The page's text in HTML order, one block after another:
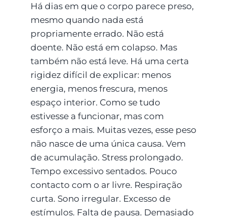
Há dias em que o corpo parece preso,
mesmo quando nada está
propriamente errado. Não está
doente. Não está em colapso. Mas
também não está leve. Há uma certa
rigidez difícil de explicar: menos
energia, menos frescura, menos
espaço interior. Como se tudo
estivesse a funcionar, mas com
esforço a mais. Muitas vezes, esse peso
não nasce de uma única causa. Vem
de acumulação. Stress prolongado.
Tempo excessivo sentados. Pouco
contacto com o ar livre. Respiração
curta. Sono irregular. Excesso de
estímulos. Falta de pausa. Demasiado